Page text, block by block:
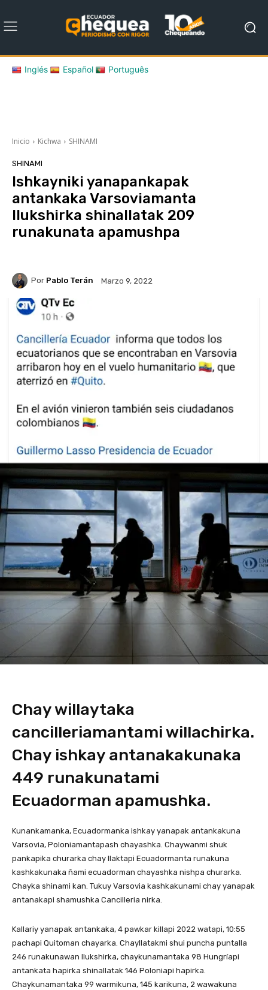
Inglés Español Português
Inicio Kichwa SHINAMI
SHINAMI
Ishkayniki yanapankapak
antankaka Varsoviamanta
llukshirka shinallatak 209
runakunata apamushpa
Por Pablo Terán Marzo 9, 2022
Chay willaytaka
cancilleriamantami willachirka.
Chay ishkay antanakakunaka
449 runakunatami
Ecuadorman apamushka.
Kunankamanka, Ecuadormanka ishkay yanapak antankakuna
Varsovia, Poloniamantapash chayashka. Chaywanmi shuk
pankapika churarka chay llaktapi Ecuadormanta runakuna
kashkakunaka ñami ecuadorman chayashka nishpa churarka.
Chayka shinami kan. Tukuy Varsovia kashkakunami chay yanapak
antanakapi shamushka Cancilleria nirka.
Kallariy yanapak antankaka, 4 pawkar killapi 2022 watapi, 10:55
pachapi Quitoman chayarka. Chayllatakmi shui puncha puntalla
246 runakunawan llukshirka, chaykunamantaka 98 Hungríapi
antankata hapirka shinallatak 146 Poloniapi hapirka.
Chaykunamantaka 99 warmikuna, 145 karikuna, 2 wawakuna